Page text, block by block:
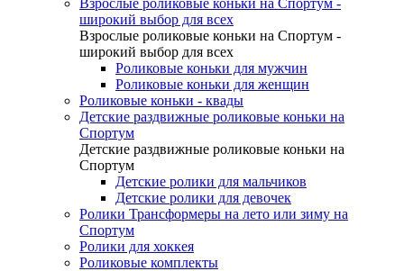
Взрослые роликовые коньки на Спортум -
широкий выбор для всех
Взрослые роликовые коньки на Спортум -
широкий выбор для всех
Роликовые коньки для мужчин
Роликовые коньки для женщин
Роликовые коньки - квады
Детские раздвижные роликовые коньки на
Спортум
Детские раздвижные роликовые коньки на
Спортум
Детские ролики для мальчиков
Детские ролики для девочек
Ролики Трансформеры на лето или зиму на
Спортум
Ролики для хоккея
Роликовые комплекты